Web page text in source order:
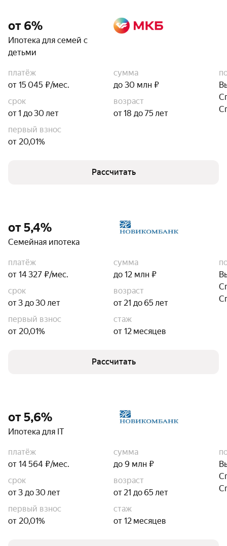
от 6%
Ипотека для семей с
детьми
платёж
от 15 045 ₽/мес.
сумма
до 30 млн ₽
срок
от 1 до 30 лет
возраст
от 18 до 75 лет
первый взнос
от 20,01%
Рассчитать
от 5,4%
Семейная ипотека
платёж
от 14 327 ₽/мес.
сумма
до 12 млн ₽
срок
от 3 до 30 лет
возраст
от 21 до 65 лет
первый взнос
от 20,01%
стаж
от 12 месяцев
Рассчитать
от 5,6%
Ипотека для IT
платёж
от 14 564 ₽/мес.
сумма
до 9 млн ₽
срок
от 3 до 30 лет
возраст
от 21 до 65 лет
первый взнос
от 20,01%
стаж
от 12 месяцев